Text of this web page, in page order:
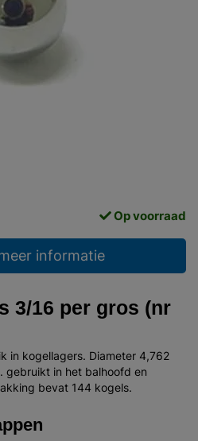
Op voorraad
informatie
3/16 per gros (nr
in kogellagers. Diameter 4,762
gebruikt in het balhoofd en
bevat 144 kogels.